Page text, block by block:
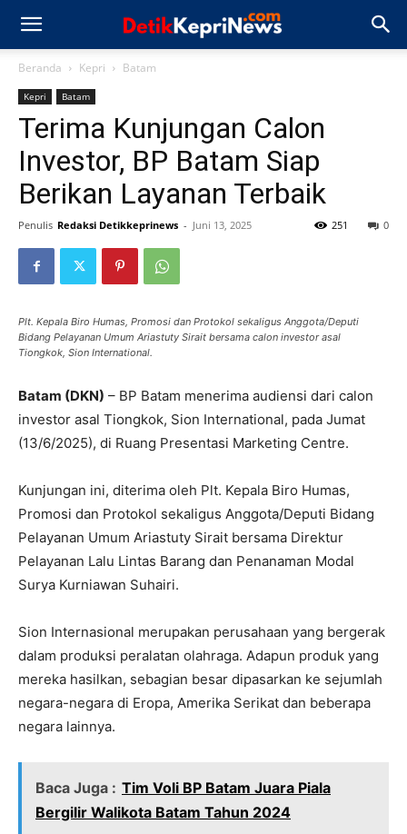
Beranda Kepri Batam
Kepri Batam
Terima Kunjungan Calon
Investor, BP Batam Siap
Berikan Layanan Terbaik
Penulis Redaksi Detikkeprinews - Juni 13, 2025 0
251
Plt. Kepala Biro Humas, Promosi dan Protokol sekaligus Anggota/Deputi
Bidang Pelayanan Umum Ariastuty Sirait bersama calon investor asal
Tiongkok, Sion International.
Batam (DKN) – BP Batam menerima audiensi dari calon
investor asal Tiongkok, Sion International, pada Jumat
(13/6/2025), di Ruang Presentasi Marketing Centre.
Kunjungan ini, diterima oleh Plt. Kepala Biro Humas,
Promosi dan Protokol sekaligus Anggota/Deputi Bidang
Pelayanan Umum Ariastuty Sirait bersama Direktur
Pelayanan Lalu Lintas Barang dan Penanaman Modal
Surya Kurniawan Suhairi.
Sion Internasional merupakan perusahaan yang bergerak
dalam produksi peralatan olahraga. Adapun produk yang
mereka hasilkan, sebagian besar dipasarkan ke sejumlah
negara-negara di Eropa, Amerika Serikat dan beberapa
negara lainnya.
Baca Juga : Tim Voli BP Batam Juara Piala
Bergilir Walikota Batam Tahun 2024